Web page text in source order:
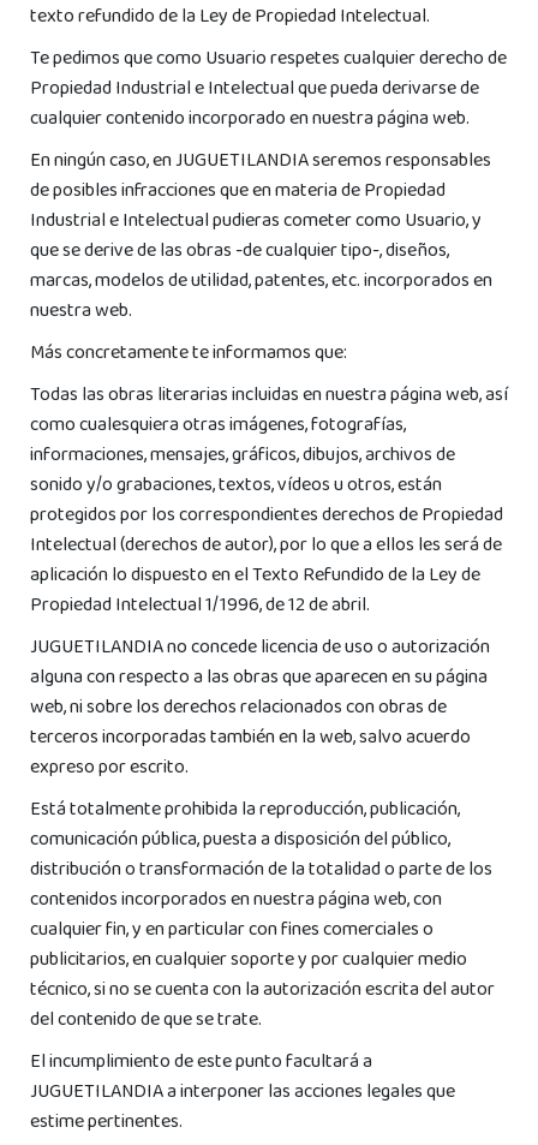
texto refundido de la Ley de Propiedad Intelectual.
Te pedimos que como Usuario respetes cualquier derecho de
Propiedad Industrial e Intelectual que pueda derivarse de
cualquier contenido incorporado en nuestra página web.
En ningún caso, en JUGUETILANDIA seremos responsables
de posibles infracciones que en materia de Propiedad
Industrial e Intelectual pudieras cometer como Usuario, y
que se derive de las obras -de cualquier tipo-, diseños,
marcas, modelos de utilidad, patentes, etc. incorporados en
nuestra web.
Más concretamente te informamos que:
Todas las obras literarias incluidas en nuestra página web, así
como cualesquiera otras imágenes, fotografías,
informaciones, mensajes, gráficos, dibujos, archivos de
sonido y/o grabaciones, textos, vídeos u otros, están
protegidos por los correspondientes derechos de Propiedad
Intelectual (derechos de autor), por lo que a ellos les será de
aplicación lo dispuesto en el Texto Refundido de la Ley de
Propiedad Intelectual 1/1996, de 12 de abril.
JUGUETILANDIA no concede licencia de uso o autorización
alguna con respecto a las obras que aparecen en su página
web, ni sobre los derechos relacionados con obras de
terceros incorporadas también en la web, salvo acuerdo
expreso por escrito.
Está totalmente prohibida la reproducción, publicación,
comunicación pública, puesta a disposición del público,
distribución o transformación de la totalidad o parte de los
contenidos incorporados en nuestra página web, con
cualquier fin, y en particular con fines comerciales o
publicitarios, en cualquier soporte y por cualquier medio
técnico, si no se cuenta con la autorización escrita del autor
del contenido de que se trate.
El incumplimiento de este punto facultará a
JUGUETILANDIA a interponer las acciones legales que
estime pertinentes.